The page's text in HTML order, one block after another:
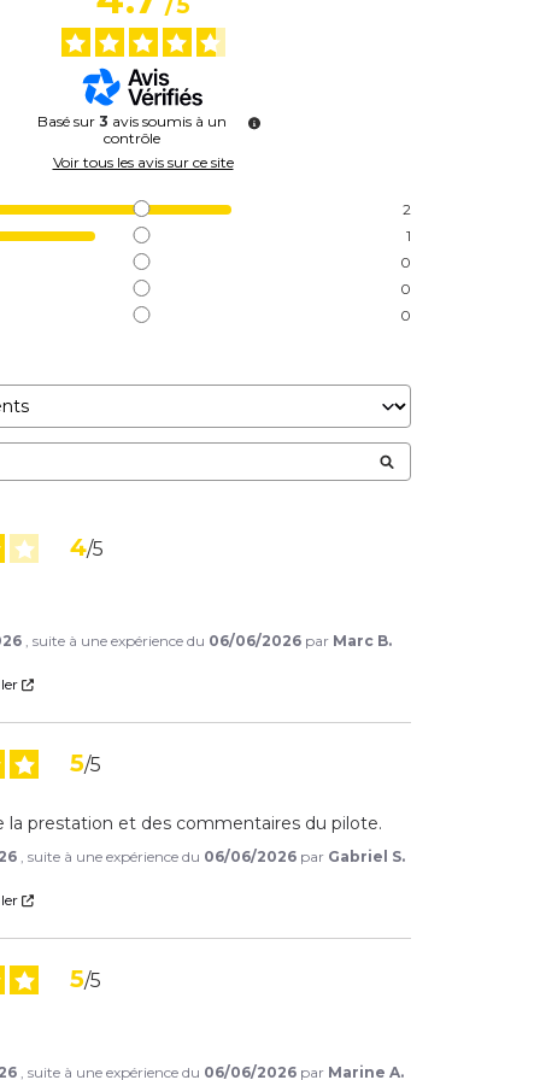
/5
Basé sur 3 avis soumis à un
contrôle
Voir tous les avis sur ce site
2
1
0
0
0
4/5
, suite à une expérience du 06/06/2026 par Marc B.
5/5
la prestation et des commentaires du pilote.
, suite à une expérience du 06/06/2026 par Gabriel S.
5/5
, suite à une expérience du 06/06/2026 par Marine A.